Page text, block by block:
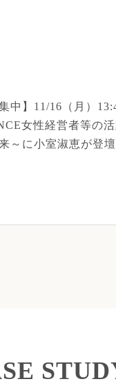
中】11/16（月）
女性経営者等の
～に小室淑恵が登壇